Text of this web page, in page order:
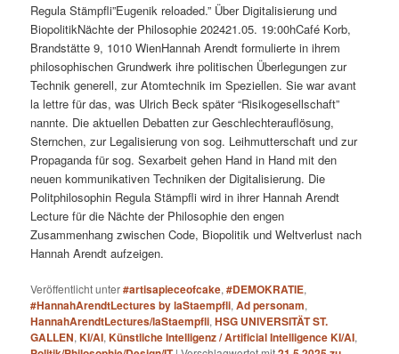
Regula Stämpfli”Eugenik reloaded.” Über Digitalisierung und
BiopolitikNächte der Philosophie 202421.05. 19:00hCafé Korb,
Brandstätte 9, 1010 WienHannah Arendt formulierte in ihrem
philosophischen Grundwerk ihre politischen Überlegungen zur
Technik generell, zur Atomtechnik im Speziellen. Sie war avant
la lettre für das, was Ulrich Beck später “Risikogesellschaft”
nannte. Die aktuellen Debatten zur Geschlechterauflösung,
Sternchen, zur Legalisierung von sog. Leihmutterschaft und zur
Propaganda für sog. Sexarbeit gehen Hand in Hand mit den
neuen kommunikativen Techniken der Digitalisierung. Die
Politphilosophin Regula Stämpfli wird in ihrer Hannah Arendt
Lecture für die Nächte der Philosophie den engen
Zusammenhang zwischen Code, Biopolitik und Weltverlust nach
Hannah Arendt aufzeigen.
Veröffentlicht unter#artisapieceofcake,#DEMOKRATIE,
#HannahArendtLectures by laStaempfli,Ad personam,
HannahArendtLectures/laStaempfli,HSG UNIVERSITÄT ST.
GALLEN,KI/AI,Künstliche Intelligenz / Artificial Intelligence KI/AI,